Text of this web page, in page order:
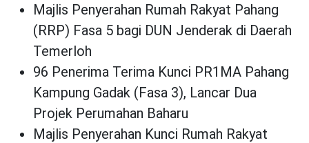
Majlis Penyerahan Rumah Rakyat Pahang
(RRP) Fasa 5 bagi DUN Jenderak di Daerah
Temerloh
96 Penerima Terima Kunci PR1MA Pahang
Kampung Gadak (Fasa 3), Lancar Dua
Projek Perumahan Baharu
Majlis Penyerahan Kunci Rumah Rakyat